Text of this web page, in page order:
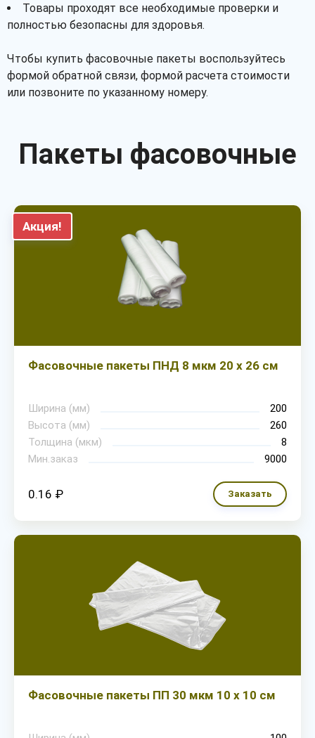
Товары проходят все необходимые проверки и
полностью безопасны для здоровья.
Чтобы купить фасовочные пакеты воспользуйтесь
формой обратной связи, формой расчета стоимости
или позвоните по указанному номеру.
Пакеты фасовочные
Акция!
Фасовочные пакеты ПНД 8 мкм 20 х 26 см
Ширина (мм)
200
Высота (мм)
260
Толщина (мкм)
8
Мин.заказ
9000
0.16 ₽ Заказать
Фасовочные пакеты ПП 30 мкм 10 х 10 см